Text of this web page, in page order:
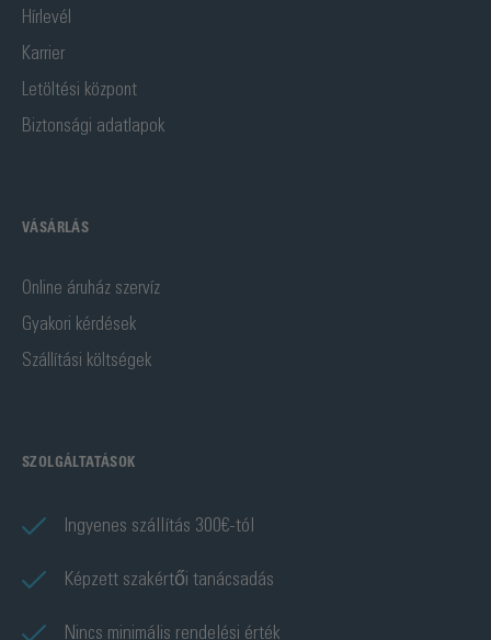
Hírlevél
Karrier
Letöltési központ
Biztonsági adatlapok
VÁSÁRLÁS
Online áruház szervíz
Gyakori kérdések
Szállítási költségek
SZOLGÁLTATÁSOK
Ingyenes szállítás 300€-tól
Képzett szakértői tanácsadás
Nincs minimális rendelési érték